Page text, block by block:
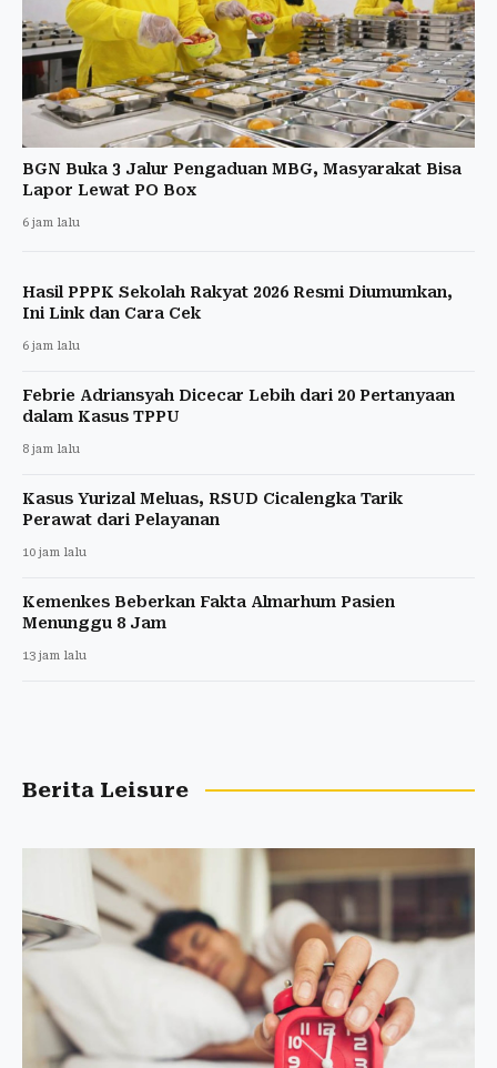
BGN Buka 3 Jalur Pengaduan MBG, Masyarakat Bisa
Lapor Lewat PO Box
6 jam lalu
Hasil PPPK Sekolah Rakyat 2026 Resmi Diumumkan,
Ini Link dan Cara Cek
6 jam lalu
Febrie Adriansyah Dicecar Lebih dari 20 Pertanyaan
dalam Kasus TPPU
8 jam lalu
Kasus Yurizal Meluas, RSUD Cicalengka Tarik
Perawat dari Pelayanan
10 jam lalu
Kemenkes Beberkan Fakta Almarhum Pasien
Menunggu 8 Jam
13 jam lalu
Berita Leisure